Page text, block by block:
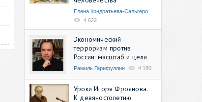
Елена Кондратьева-Сальгеро
4 622
Экономический
терроризм против
России: масштаб и цели
Рамиль Гарифуллин 4 180
Уроки Игоря Фроянова.
К девяностолетию